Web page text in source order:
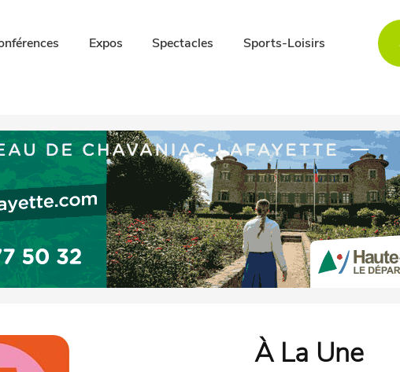
Expos Spectacles Sports-Loisirs
À La Une